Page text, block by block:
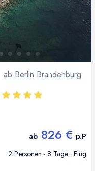
ab Berlin Brandenburg
ab 826 € p.P
2 Personen · 8 Tage · Flug